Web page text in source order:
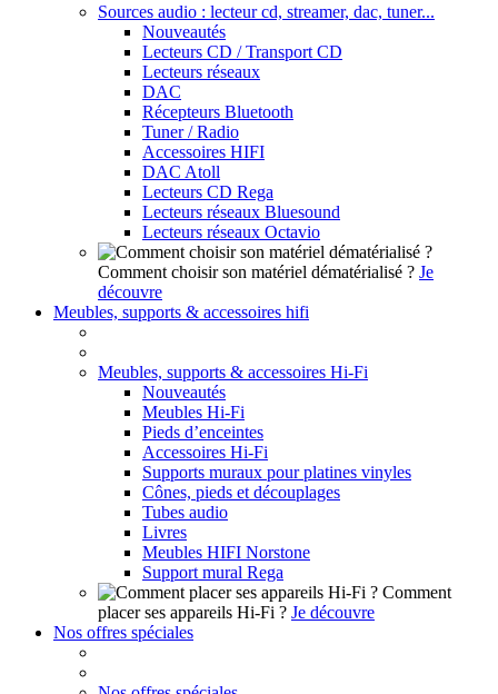
Sources audio : lecteur cd, streamer, dac, tuner...
Nouveautés
Lecteurs CD / Transport CD
Lecteurs réseaux
DAC
Récepteurs Bluetooth
Tuner / Radio
Accessoires HIFI
DAC Atoll
Lecteurs CD Rega
Lecteurs réseaux Bluesound
Lecteurs réseaux Octavio
Comment choisir son matériel dématérialisé ? Je
découvre
Meubles, supports & accessoires hifi
Meubles, supports & accessoires Hi-Fi
Nouveautés
Meubles Hi-Fi
Pieds d’enceintes
Accessoires Hi-Fi
Supports muraux pour platines vinyles
Cônes, pieds et découplages
Tubes audio
Livres
Meubles HIFI Norstone
Support mural Rega
Comment
placer ses appareils Hi-Fi ? Je découvre
Nos offres spéciales